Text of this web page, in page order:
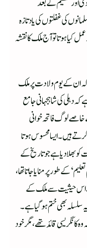
اور تقسیم کے بعد
مسلمانوں کی غفلتوں کی یاد تازہ
کیا ہوتا تو آج ملک کا نقشہ
ان کے یوم ولادت پر ملک
دہلی کی شاہجہانی جامع
خاصے لوگ فاتحہ خوانی
ہیں۔ ایسا محسوس ہوتا
بھلادیاہے جو تاریخ کے
کے طورپر منایا جاتا تھا،
اس حیثیت سے ملک کے
بھی ختم ہوگیا ہے۔
کانگریسی قائد تھے، مگر خود